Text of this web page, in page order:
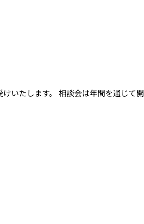
いたします。 相談会は年間を通じて開